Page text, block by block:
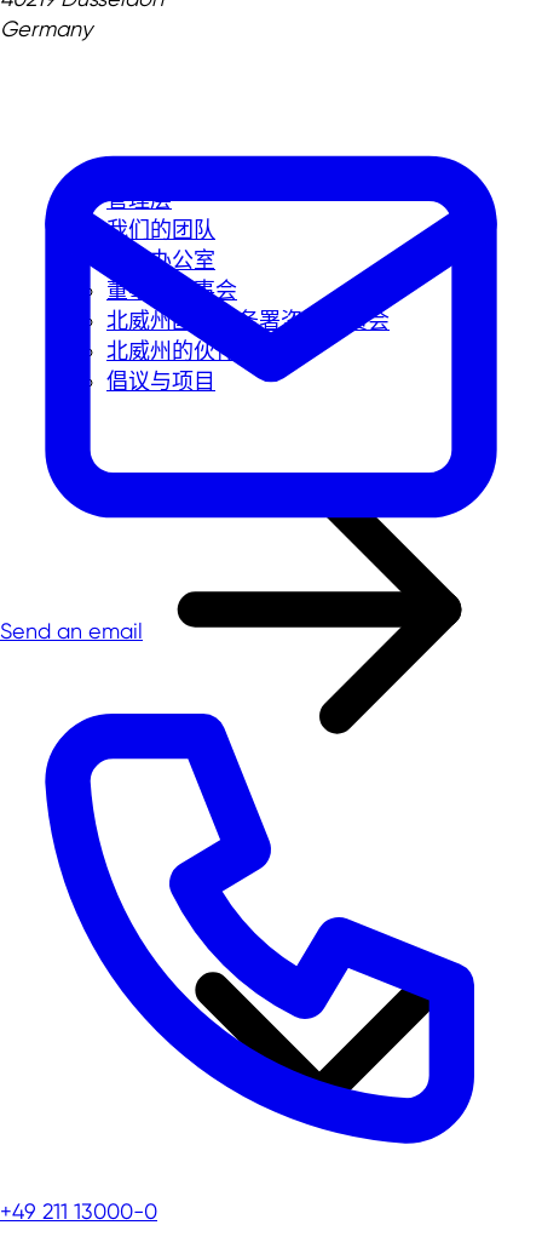
管理层
我们的团队
海外办公室
董事和监事会
北威州国际商务署咨询委员会
北威州的伙伴网络
倡议与项目
Germany
Send an email
+49 211 13000-0